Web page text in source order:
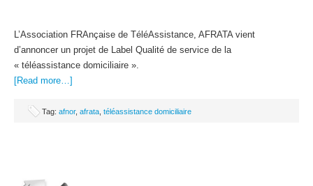
L’Association FRAnçaise de TéléAssistance, AFRATA vient
d’annoncer un projet de Label Qualité de service de la
« téléassistance domiciliaire ».
[Read more…]
Tag: afnor, afrata téléassistance domiciliaire